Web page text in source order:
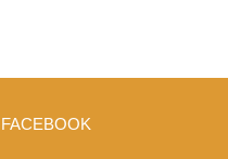
FACEBOOK